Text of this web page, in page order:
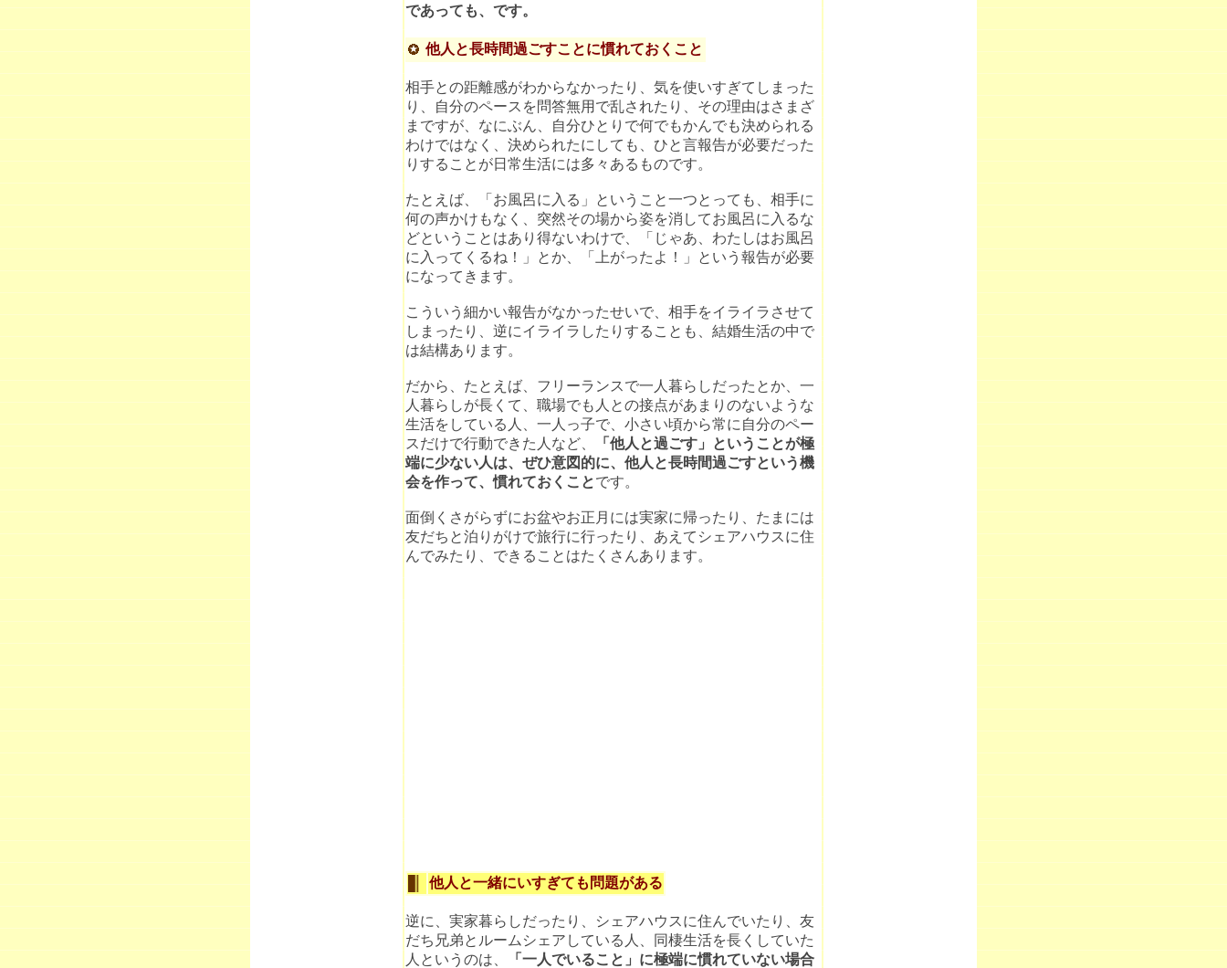
であっても、です。
他人と長時間過ごすことに慣れておくこと
相手との距離感がわからなかったり、気を使いすぎてしまった
り、自分のペースを問答無用で乱されたり、その理由はさまざ
まですが、なにぶん、自分ひとりで何でもかんでも決められる
わけではなく、決められたにしても、ひと言報告が必要だった
りすることが日常生活には多々あるものです。
たとえば、「お風呂に入る」ということ一つとっても、相手に
何の声かけもなく、突然その場から姿を消してお風呂に入るな
どということはあり得ないわけで、「じゃあ、わたしはお風呂
に入ってくるね！」とか、「上がったよ！」という報告が必要
になってきます。
こういう細かい報告がなかったせいで、相手をイライラさせて
しまったり、逆にイライラしたりすることも、結婚生活の中で
は結構あります。
だから、たとえば、フリーランスで一人暮らしだったとか、一
人暮らしが長くて、職場でも人との接点があまりのないような
生活をしている人、一人っ子で、小さい頃から常に自分のペー
スだけで行動できた人など、
「他人と過ごす」ということが極
端に少ない人は、ぜひ意図的に、他人と長時間過ごすという機
会を作って、慣れておくことです。
面倒くさがらずにお盆やお正月には実家に帰ったり、たまには
友だちと泊りがけで旅行に行ったり、あえてシェアハウスに住
んでみたり、できることはたくさんあります。
他人と一緒にいすぎても問題がある
逆に、実家暮らしだったり、シェアハウスに住んでいたり、友
だち兄弟とルームシェアしている人、同棲生活を長くしていた
人というのは、
「一人でいること」に極端に慣れていない場合